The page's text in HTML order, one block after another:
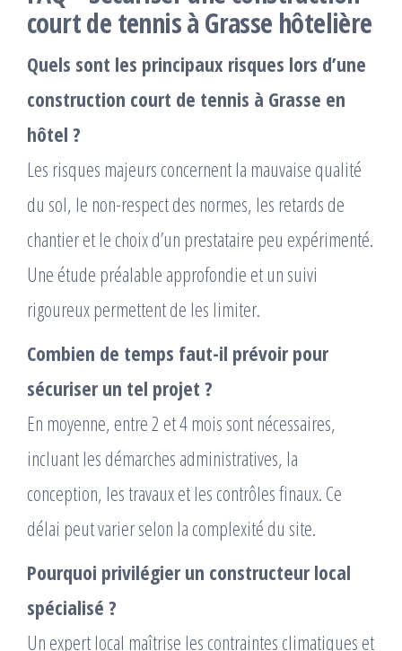
court de tennis à Grasse hôtelière
Quels sont les principaux risques lors d’une
construction court de tennis à Grasse en
hôtel ?
Les risques majeurs concernent la mauvaise qualité
du sol, le non-respect des normes, les retards de
chantier et le choix d’un prestataire peu expérimenté.
Une étude préalable approfondie et un suivi
rigoureux permettent de les limiter.
Combien de temps faut-il prévoir pour
sécuriser un tel projet ?
En moyenne, entre 2 et 4 mois sont nécessaires,
incluant les démarches administratives, la
conception, les travaux et les contrôles finaux. Ce
délai peut varier selon la complexité du site.
Pourquoi privilégier un constructeur local
spécialisé ?
Un expert local maîtrise les contraintes climatiques et